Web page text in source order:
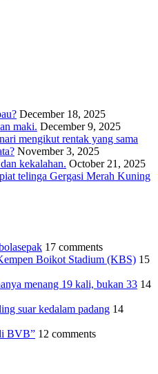
December 18, 2025
maki. December 9, 2025
mengikut rentak yang sama
November 3, 2025
kekalahan. October 21, 2025
telinga Gergasi Merah Kuning
17 comments
Boikot Stadium (KBS) 15
menang 19 kali, bukan 33 14
suar kedalam padang 14
BVB” 12 comments